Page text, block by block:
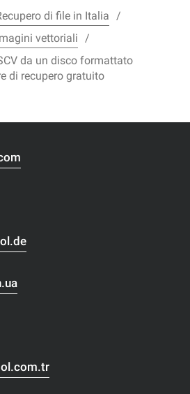
di file in Italia
vettoriali
da un disco formattato
di recupero gratuito